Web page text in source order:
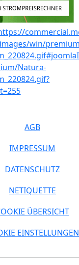
AGB
IMPRESSUM
DATENSCHUTZ
NETIQUETTE
ÜBERSICHT
EINSTELLUNGEN